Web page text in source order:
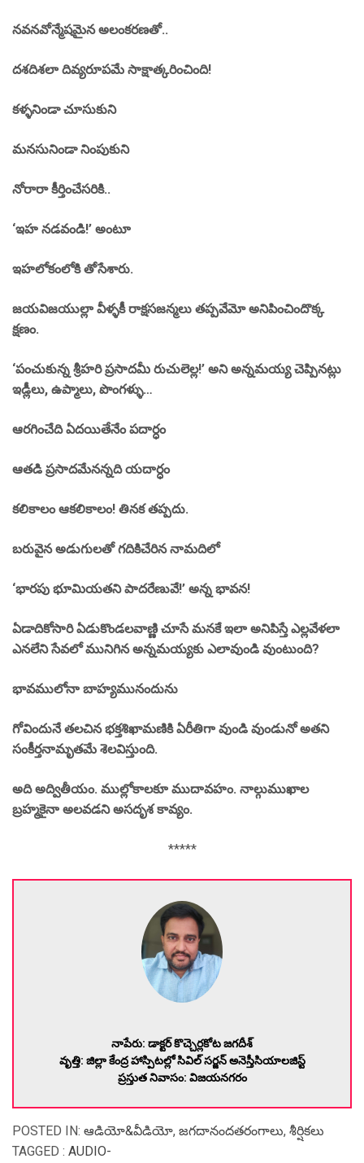
నవనవోన్మేషమైన అలంకరణతో..
దశదిశలా దివ్యరూపమే సాక్షాత్కరించింది!
కళ్ళనిండా చూసుకుని
మనసునిండా నింపుకుని
నోరారా కీర్తించేసరికి..
‘ఇహ నడవండి!’ అంటూ
ఇహలోకంలోకి తోసేశారు.
జయవిజయుల్లా వీళ్ళకీ రాక్షసజన్మలు తప్పవేమో అనిపించిందొక్క
క్షణం.
‘పంచుకున్న శ్రీహరి ప్రసాదమీ రుచులెల్ల!’ అని అన్నమయ్య చెప్పినట్లు
ఇడ్లీలు, ఉప్మాలు, పొంగళ్ళు…
ఆరగించేది ఏదయితేనేం పదార్ధం
ఆతడి ప్రసాదమేనన్నది యదార్ధం
కలికాలం ఆకలికాలం! తినక తప్పదు.
బరువైన అడుగులతో గదికిచేరిన నామదిలో
‘భారపు భూమియతని పాదరేణువే!’ అన్న భావన!
ఏడాదికోసారి ఏడుకొండలవాణ్ణి చూసే మనకే ఇలా అనిపిస్తే ఎల్లవేళలా
ఎనలేని సేవలో మునిగిన అన్నమయ్యకు ఎలావుండి వుంటుంది?
భావములోనా బాహ్యమునందును
గోవిందునే తలచిన భక్తశిఖామణికి ఏరీతిగా వుండి వుండునో అతని
సంకీర్తనామృతమే శెలవిస్తుంది.
అది అద్వితీయం. ముల్లోకాలకూ ముదావహం. నాల్గుముఖాల
బ్రహ్మకైనా అలవడని అసదృశ కావ్యం.
*****
నాపేరు: డాక్టర్ కొచ్చెర్లకోట జగదీశ్
వృత్తి: జిల్లా కేంద్ర హాస్పిటల్లో సివిల్ సర్జన్ అనెస్తీసియాలజిస్ట్
ప్రస్తుత నివాసం: విజయనగరం
POSTED IN: ఆడియో&వీడియో, జగదానందతరంగాలు, శీర్షికలు
TAGGED : AUDIO-